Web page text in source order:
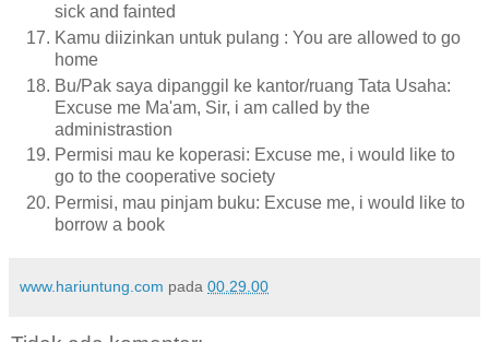
sick and fainted
Kamu diizinkan untuk pulang : You are allowed to go
home
Bu/Pak saya dipanggil ke kantor/ruang Tata Usaha:
Excuse me Ma'am, Sir, i am called by the
administrastion
Permisi mau ke koperasi: Excuse me, i would like to
go to the cooperative society
Permisi, mau pinjam buku: Excuse me, i would like to
borrow a book
www.hariuntung.com pada 00.29.00